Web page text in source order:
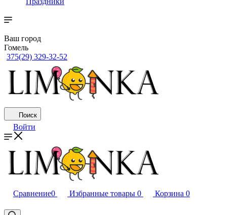
Ваш город
Гомель
375(29) 329-32-52
Поиск
Войти
Сравнение0 Избранные товары 0 Корзина 0